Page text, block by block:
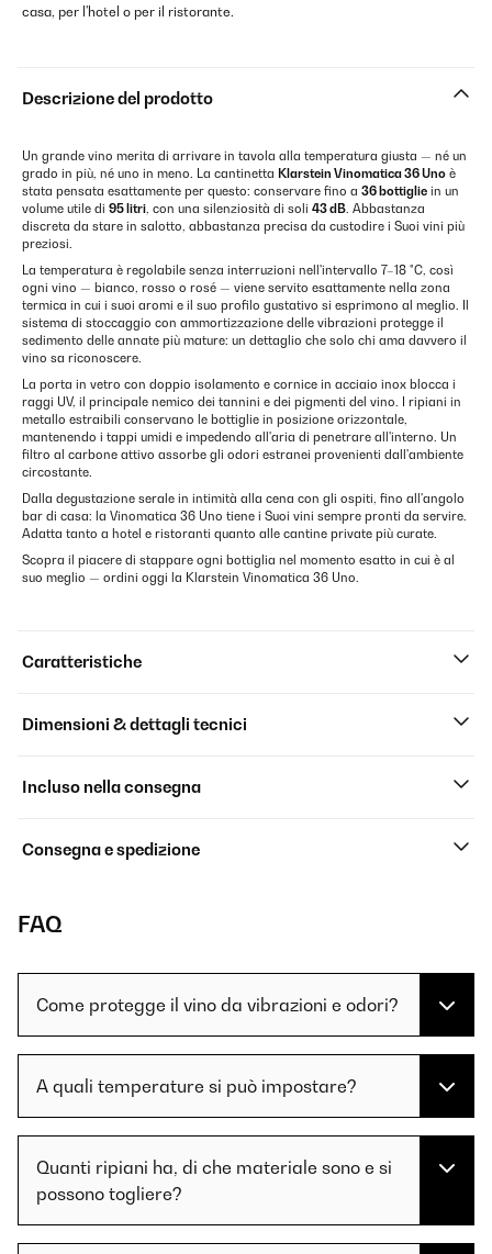
casa, per l'hotel o per il ristorante.
Descrizione del prodotto
Un grande vino merita di arrivare in tavola alla temperatura giusta — né un
grado in più, né uno in meno. La cantinetta Klarstein Vinomatica 36 Uno è
stata pensata esattamente per questo: conservare fino a 36 bottiglie in un
volume utile di 95 litri, con una silenziosità di soli 43 dB. Abbastanza
discreta da stare in salotto, abbastanza precisa da custodire i Suoi vini più
preziosi.
La temperatura è regolabile senza interruzioni nell'intervallo 7–18 °C, così
ogni vino — bianco, rosso o rosé — viene servito esattamente nella zona
termica in cui i suoi aromi e il suo profilo gustativo si esprimono al meglio. Il
sistema di stoccaggio con ammortizzazione delle vibrazioni protegge il
sedimento delle annate più mature: un dettaglio che solo chi ama davvero il
vino sa riconoscere.
La porta in vetro con doppio isolamento e cornice in acciaio inox blocca i
raggi UV, il principale nemico dei tannini e dei pigmenti del vino. I ripiani in
metallo estraibili conservano le bottiglie in posizione orizzontale,
mantenendo i tappi umidi e impedendo all'aria di penetrare all'interno. Un
filtro al carbone attivo assorbe gli odori estranei provenienti dall'ambiente
circostante.
Dalla degustazione serale in intimità alla cena con gli ospiti, fino all'angolo
bar di casa: la Vinomatica 36 Uno tiene i Suoi vini sempre pronti da servire.
Adatta tanto a hotel e ristoranti quanto alle cantine private più curate.
Scopra il piacere di stappare ogni bottiglia nel momento esatto in cui è al
suo meglio — ordini oggi la Klarstein Vinomatica 36 Uno.
Caratteristiche
Dimensioni & dettagli tecnici
Incluso nella consegna
Consegna e spedizione
FAQ
Come protegge il vino da vibrazioni e odori?
A quali temperature si può impostare?
Quanti ripiani ha, di che materiale sono e si
possono togliere?